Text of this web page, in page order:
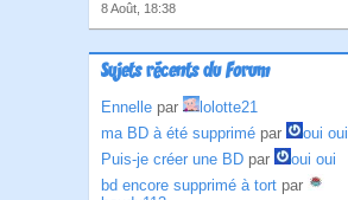
8 Août, 18:38
Sujets récents du Forum
Ennelle par
lolotte21
ma BD à été supprimé par
oui oui
Puis-je créer une BD par
oui oui
bd encore supprimé à tort par